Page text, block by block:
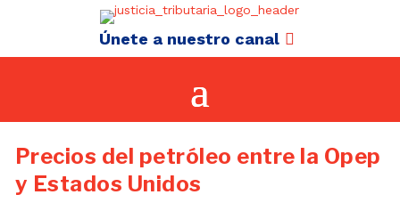
Únete a nuestro canal
Precios del petróleo entre la Opep
y Estados Unidos